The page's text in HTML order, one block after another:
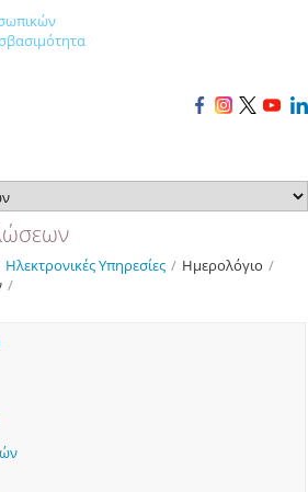
Ηλεκτρονικές Υπηρεσίες / Ημερολόγιο /
/